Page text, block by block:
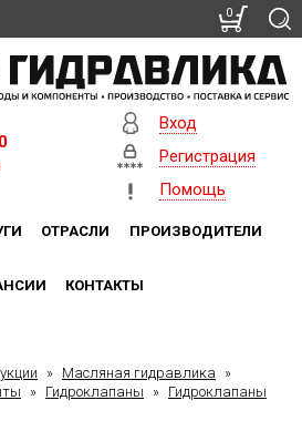
Вход
Регистрация
Помощь
ОТРАСЛИ ПРОИЗВОДИТЕЛИ
КОНТАКТЫ
» Масляная гидравлика
»
» Гидроклапаны » Гидроклапаны
0